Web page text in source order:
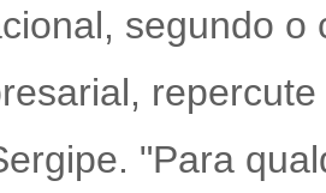
segundo o
"Para